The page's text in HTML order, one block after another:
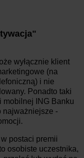
wyłącznie klient
(na
i nie
Ponadto taki
mobilnej ING Banku
najważniejsze -
postaci premii
osobiste uczestnika,